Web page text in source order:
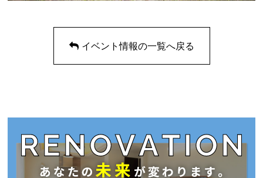
イベント情報の一覧へ戻る